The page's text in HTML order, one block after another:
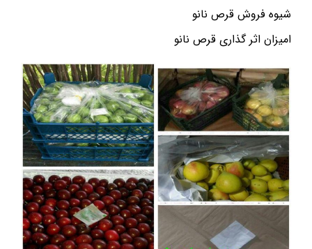
شیوه فروش قرص نانو
امیزان اثر گذاری قرص نانو